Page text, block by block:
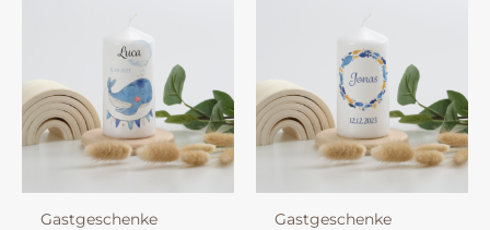
Gastgeschenke
Gastgeschenke